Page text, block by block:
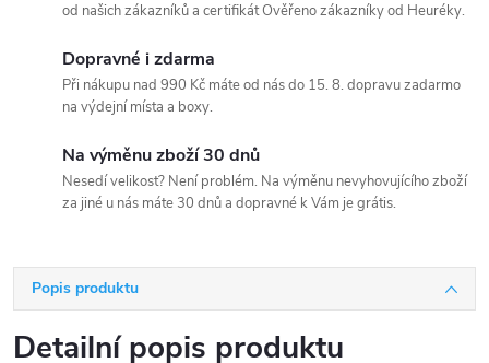
od našich zákazníků a certifikát Ověřeno zákazníky od Heuréky.
Dopravné i zdarma
Při nákupu nad 990 Kč máte od nás do 15. 8. dopravu zadarmo
na výdejní místa a boxy.
Na výměnu zboží 30 dnů
Nesedí velikost? Není problém. Na výměnu nevyhovujícího zboží
za jiné u nás máte 30 dnů a dopravné k Vám je grátis.
Popis produktu
Detailní popis produktu